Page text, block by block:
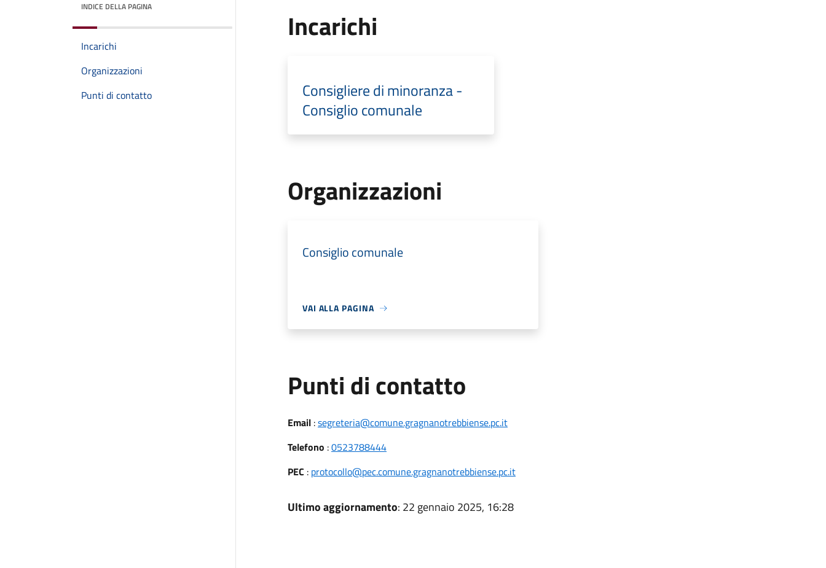
INDICE DELLA PAGINA
Incarichi
Organizzazioni
Punti di contatto
Incarichi
Consigliere di minoranza -
Consiglio comunale
Organizzazioni
Consiglio comunale
VAI ALLA PAGINA
Punti di contatto
Email:segreteria@comune.gragnanotrebbiense.pc.it
Telefono :0523788444
PEC : protocollo@pec.comune.gragnanotrebbiense.pc.it
Ultimo aggiornamento: 22 gennaio 2025, 16:28